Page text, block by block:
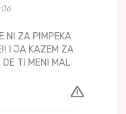
NI ZA PIMPEKA
I JA KAZEM ZA
TI MENI MAL